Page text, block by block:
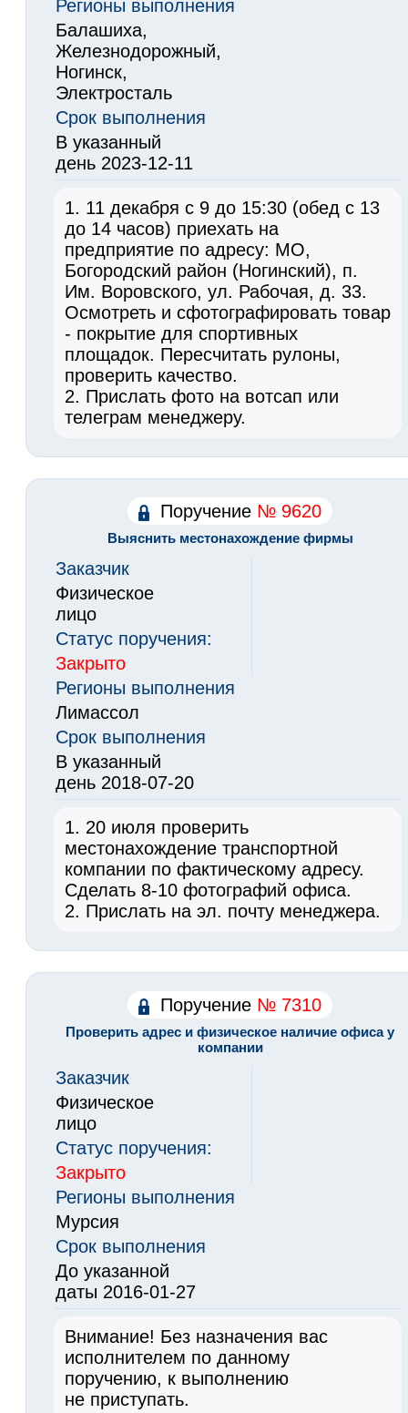
Регионы выполнения
Балашиха,
Железнодорожный,
Ногинск,
Электросталь
Срок выполнения
В указанный
день 2023-12-11
1. 11 декабря с 9 до 15:30 (обед с 13
до 14 часов) приехать на
предприятие по адресу: МО,
Богородский район (Ногинский), п.
Им. Воровского, ул. Рабочая, д. 33.
Осмотреть и сфотографировать товар
- покрытие для спортивных
площадок. Пересчитать рулоны,
проверить качество.
2. Прислать фото на вотсап или
телеграм менеджеру.
Поручение № 9620
Выяснить местонахождение фирмы
Заказчик
Физическое
лицо
Статус поручения:
Закрыто
Регионы выполнения
Лимассол
Срок выполнения
В указанный
день 2018-07-20
1. 20 июля проверить
местонахождение транcпортной
компании по фактическому адресу.
Сделать 8-10 фотографий офиса.
2. Прислать на эл. почту менеджера.
Поручение № 7310
Проверить адрес и физическое наличие офиса у
компании
Заказчик
Физическое
лицо
Статус поручения:
Закрыто
Регионы выполнения
Мурсия
Срок выполнения
До указанной
даты 2016-01-27
Внимание! Без назначения вас
исполнителем по данному
поручению, к выполнению
не приступать.